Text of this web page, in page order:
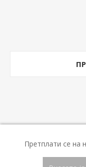
Претплати се на